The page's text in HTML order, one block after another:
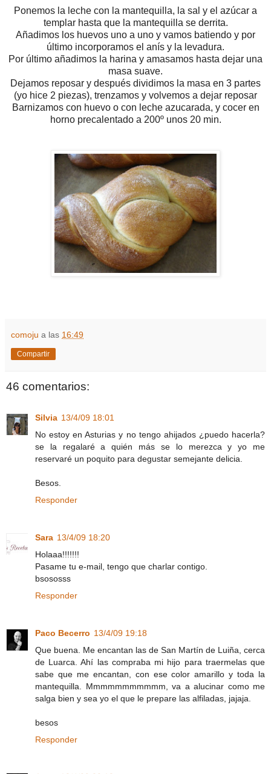
Ponemos la leche con la mantequilla, la sal y el azúcar a
templar hasta que la mantequilla se derrita.
Añadimos los huevos uno a uno y vamos batiendo y por
último incorporamos el anís y la levadura.
Por último añadimos la harina y amasamos hasta dejar una
masa suave.
Dejamos reposar y después dividimos la masa en 3 partes
(yo hice 2 piezas), trenzamos y volvemos a dejar reposar
Barnizamos con huevo o con leche azucarada, y cocer en
horno precalentado a 200º unos 20 min.
comoju a las 16:49
Compartir
46 comentarios:
Silvia 13/4/09 18:01
No estoy en Asturias y no tengo ahijados ¿puedo hacerla?
se la regalaré a quién más se lo merezca y yo me
reservaré un poquito para degustar semejante delicia.
Besos.
Responder
Sara 13/4/09 18:20
Holaaa!!!!!!!
Pasame tu e-mail, tengo que charlar contigo.
bsososss
Responder
Paco Becerro 13/4/09 19:18
Que buena. Me encantan las de San Martín de Luiña, cerca
de Luarca. Ahí las compraba mi hijo para traermelas que
sabe que me encantan, con ese color amarillo y toda la
mantequilla. Mmmmmmmmmmm, va a alucinar como me
salga bien y sea yo el que le prepare las alfiladas, jajaja.
besos
Responder